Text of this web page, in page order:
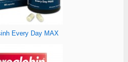
Every Day MAX